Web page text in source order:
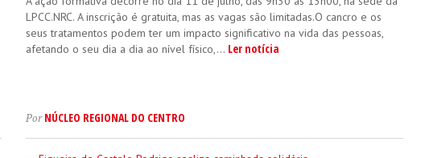
LPCC.NRC. A inscrição é gratuita, mas as vagas são limitadas.O cancro e os
seus tratamentos podem ter um impacto significativo na vida das pessoas,
afetando o seu dia a dia ao nível físico,... Ler notícia
PorNÚCLEO REGIONAL DO CENTRO